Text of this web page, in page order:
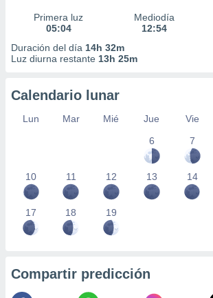
Primera luz
05:04
Mediodía
12:54
Duración del día 14h 32m
Luz diurna restante 13h 25m
Calendario lunar
Lun Mar Mié Jue Vie
6
7
10 11 12 13 14
17 18 19
Compartir predicción